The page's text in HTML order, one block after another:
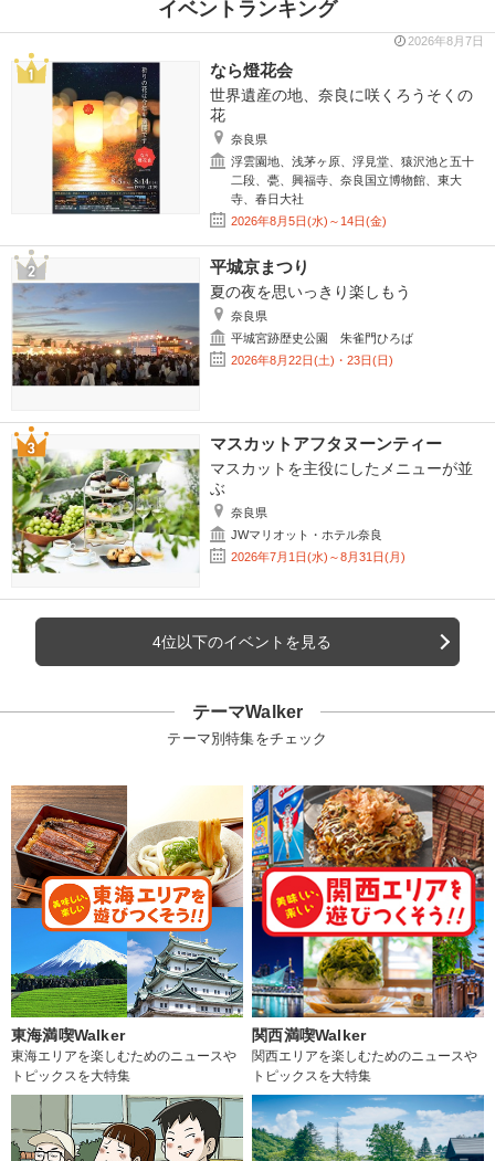
イベントランキング
2026年8月7日
なら燈花会
世界遺産の地、奈良に咲くろうそくの
花
奈良県
浮雲園地、浅茅ヶ原、浮見堂、猿沢池と五十
二段、甍、興福寺、奈良国立博物館、東大
寺、春日大社
2026年8月5日(水)～14日(金)
平城京まつり
夏の夜を思いっきり楽しもう
奈良県
平城宮跡歴史公園 朱雀門ひろば
2026年8月22日(土)・23日(日)
マスカットアフタヌーンティー
マスカットを主役にしたメニューが並
ぶ
奈良県
JWマリオット・ホテル奈良
2026年7月1日(水)～8月31日(月)
4位以下のイベントを見る
テーマWalker
テーマ別特集をチェック
東海満喫Walker
東海エリアを楽しむためのニュースや
トピックスを大特集
関西満喫Walker
関西エリアを楽しむためのニュースや
トピックスを大特集